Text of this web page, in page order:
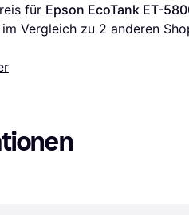
für Epson EcoTank ET-
Vergleich zu 2 anderen